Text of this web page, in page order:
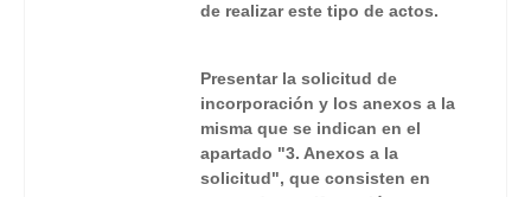
de realizar este tipo de actos.
Presentar la solicitud de
incorporación y los anexos a la
misma que se indican en el
apartado "3. Anexos a la
solicitud", que consisten en